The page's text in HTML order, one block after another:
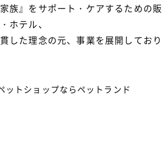
族』をサポート・ケアするための販
ホテル、
した理念の元、事業を展開しており
ットショップならペットランド